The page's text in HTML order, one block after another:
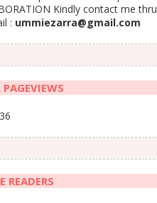
Kindly contact me thru
: ummiezarra@gmail.com
READERS